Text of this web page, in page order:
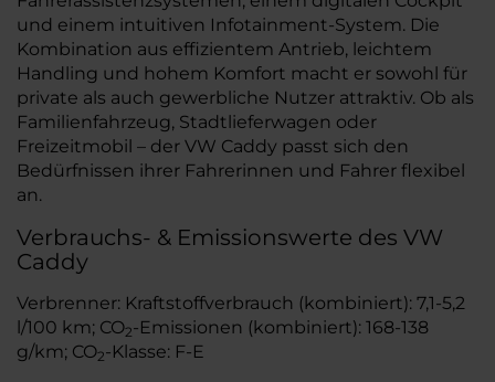
und einem intuitiven Infotainment-System. Die
Kombination aus effizientem Antrieb, leichtem
Handling und hohem Komfort macht er sowohl für
private als auch gewerbliche Nutzer attraktiv. Ob als
Familienfahrzeug, Stadtlieferwagen oder
Freizeitmobil – der VW Caddy passt sich den
Bedürfnissen ihrer Fahrerinnen und Fahrer flexibel
an.
Verbrauchs- & Emissionswerte des VW
Caddy
Verbrenner: Kraftstoffverbrauch (kombiniert): 7,1-5,2
l/100 km; CO2-Emissionen (kombiniert): 168-138
g/km; CO2-Klasse: F-E